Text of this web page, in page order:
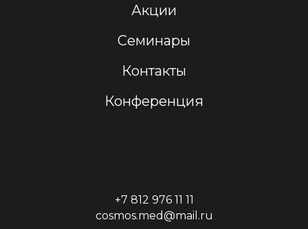
Акции
Семинары
Контакты
Конференция
+7 812 976 11 11
cosmos.med@mail.ru